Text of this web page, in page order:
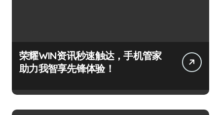
荣耀WIN资讯秒速触达，手机管家
助力我智享先锋体验！